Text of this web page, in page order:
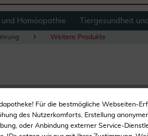
Homöopathie Tiergesundheit
Weitere Produkte
Innova Mulsin
Für die bestmögliche Webseiten-
des Nutzerkomforts, Erstellung
oder Anbindung externer Service-